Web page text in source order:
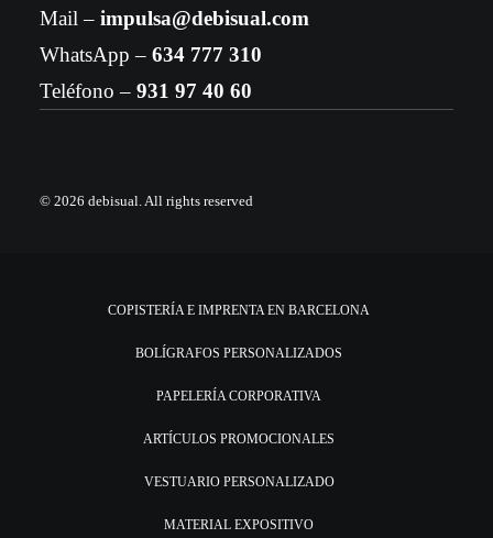
Mail – impulsa@debisual.com
WhatsApp – 634 777 310
Teléfono – 931 97 40 60
© 2026 debisual.All rights reserved
COPISTERÍA E IMPRENTA EN BARCELONA
BOLÍGRAFOS PERSONALIZADOS
PAPELERÍA CORPORATIVA
ARTÍCULOS PROMOCIONALES
VESTUARIO PERSONALIZADO
MATERIAL EXPOSITIVO